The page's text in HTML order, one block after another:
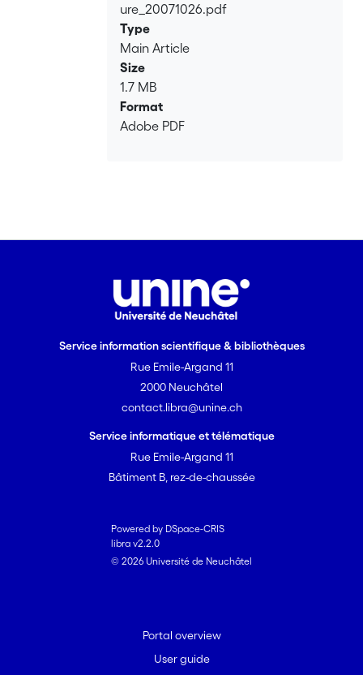
ure_20071026.pdf
Type
Main Article
Size
1.7 MB
Format
Adobe PDF
Service information scientifique & bibliothèques
Rue Emile-Argand 11
2000 Neuchâtel
contact.libra@unine.ch
Service informatique et télématique
Rue Emile-Argand 11
Bâtiment B, rez-de-chaussée
Powered by DSpace-CRIS
libra v2.2.0
© 2026 Université de Neuchâtel
Portal overview
User guide